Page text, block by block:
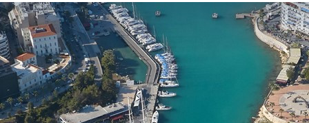
Налоговые режимы
Non-Dom в Европе:
Греция, Италия, Кипр,
Мальта